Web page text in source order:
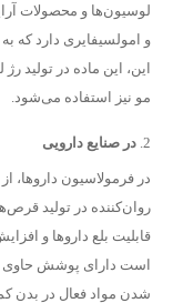
لوسیون‌ها و محصولات
و امولسیفایری دارد که
این، این ماده در تولید
مو نیز استفاده می‌شود.
در صنایع دارویی
در فرمولاسیون داروها،
روان‌کننده در تولید
قابلیت بلع داروها و
است دارای پوشش حاوی
شدن مواد فعال در بدن